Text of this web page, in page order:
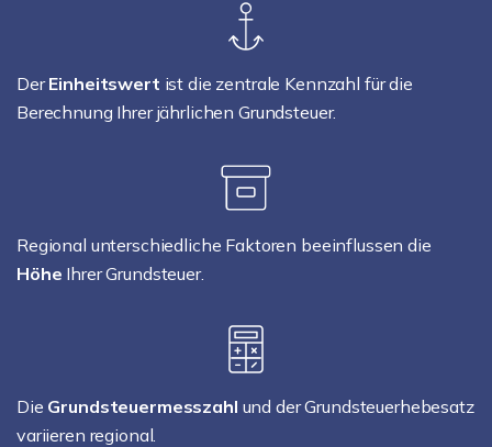
DerEinheitswert ist die zentrale Kennzahl für die
Berechnung Ihrer jährlichen Grundsteuer.
Regional unterschiedliche Faktoren beeinflussen die
Höhe Ihrer Grundsteuer.
Die Grundsteuermesszahl und der Grundsteuerhebesatz
variieren regional.